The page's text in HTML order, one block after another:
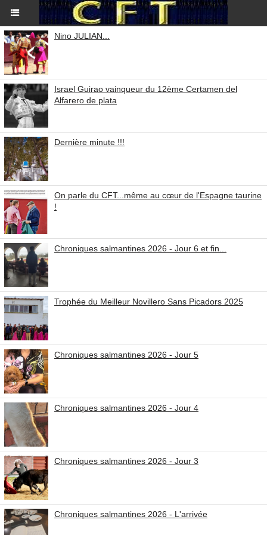
Nino JULIAN...
Israel Guirao vainqueur du 12ème Certamen del
Alfarero de plata
Dernière minute !!!
On parle du CFT...même au cœur de l'Espagne taurine
!
Chroniques salmantines 2026 - Jour 6 et fin...
Trophée du Meilleur Novillero Sans Picadors 2025
Chroniques salmantines 2026 - Jour 5
Chroniques salmantines 2026 - Jour 4
Chroniques salmantines 2026 - Jour 3
Chroniques salmantines 2026 - L'arrivée